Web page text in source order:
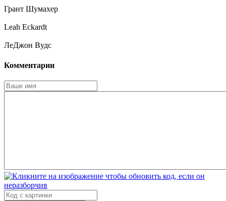
Грант Шумахер
Leah Eckardt
ЛеДжон Вудс
Комментарии